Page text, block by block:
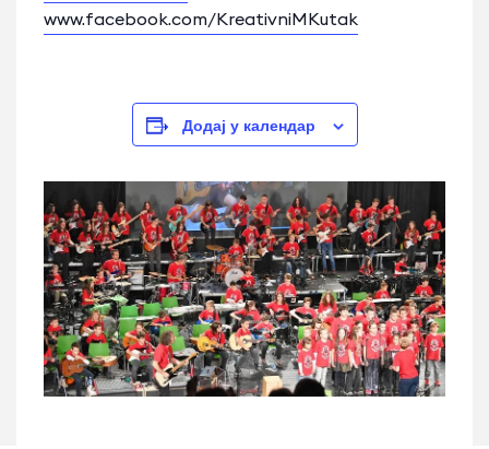
www.facebook.com/KreativniMKutak
Додај у календар